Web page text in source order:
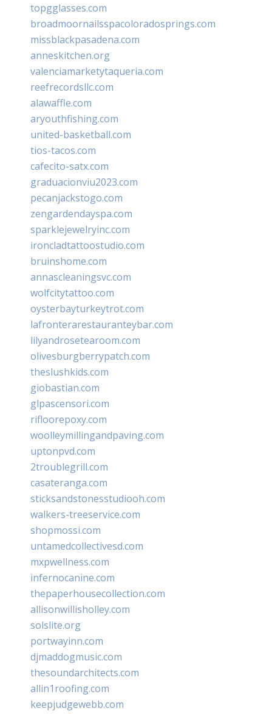
topgglasses.com
broadmoornailsspacoloradosprings.com
missblackpasadena.com
anneskitchen.org
valenciamarketytaqueria.com
reefrecordsllc.com
alawaffle.com
aryouthfishing.com
united-basketball.com
tios-tacos.com
cafecito-satx.com
graduacionviu2023.com
pecanjackstogo.com
zengardendayspa.com
sparklejewelryinc.com
ironcladtattoostudio.com
bruinshome.com
annascleaningsvc.com
wolfcitytattoo.com
oysterbayturkeytrot.com
lafronterarestauranteybar.com
lilyandrosetearoom.com
olivesburgberrypatch.com
theslushkids.com
giobastian.com
glpascensori.com
rifloorepoxy.com
woolleymillingandpaving.com
uptonpvd.com
2troublegrill.com
casateranga.com
sticksandstonesstudiooh.com
walkers-treeservice.com
shopmossi.com
untamedcollectivesd.com
mxpwellness.com
infernocanine.com
thepaperhousecollection.com
allisonwillisholley.com
solslite.org
portwayinn.com
djmaddogmusic.com
thesoundarchitects.com
allin1roofing.com
keepjudgewebb.com